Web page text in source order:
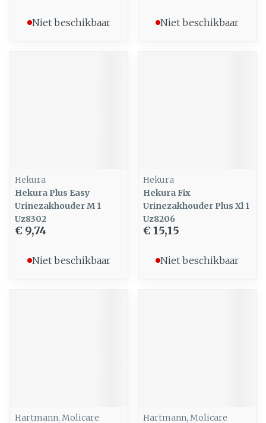
Niet beschikbaar Niet beschikbaar
Hekura
Hekura Plus Easy
Urinezakhouder M 1
Uz8302
€ 9,74
Niet beschikbaar
Hekura
Hekura Fix
Urinezakhouder Plus Xl 1
Uz8206
€ 15,15
Niet beschikbaar
Hartmann, Molicare
Hartmann, Molicare